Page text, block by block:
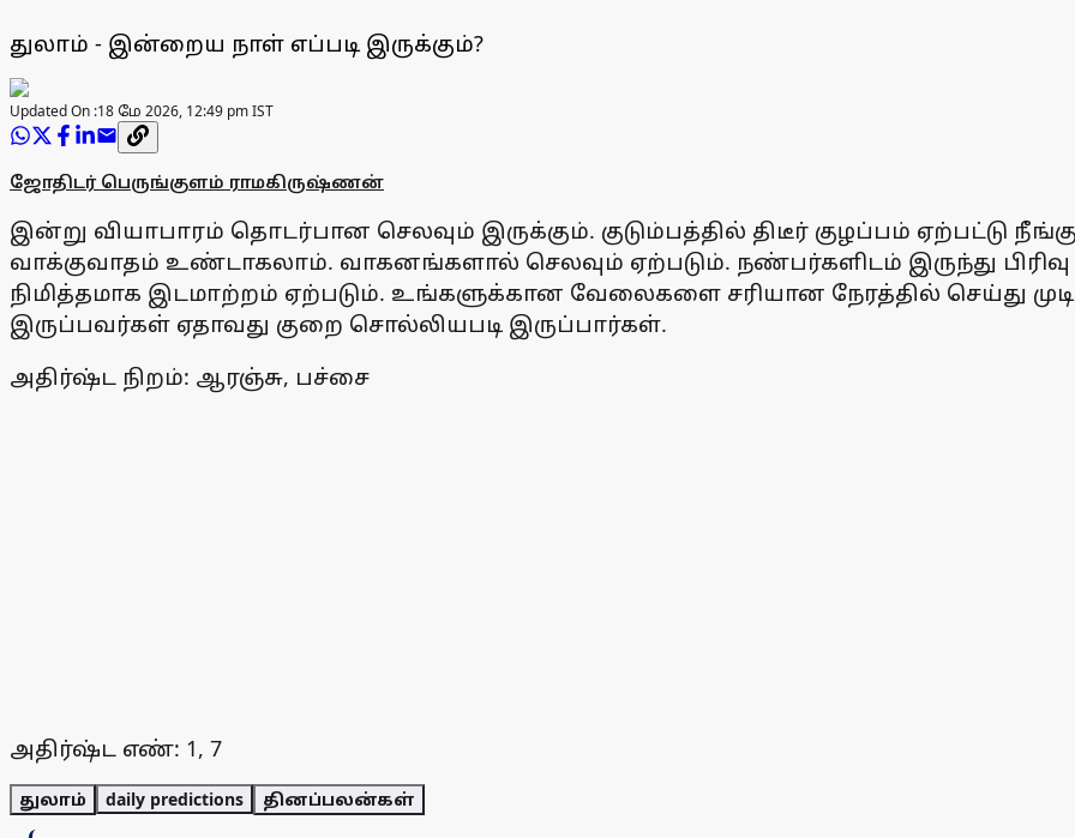
துலாம் - இன்றைய நாள் எப்படி இருக்கும்?
Updated On :18 மே 2026, 12:49 pm IST
ஜோதிடர் பெருங்குளம் ராமகிருஷ்ணன்
இன்று வியாபாரம் தொடர்பான செலவும் இருக்கும். குடும்பத்தில் திடீர் குழப்பம் ஏற்பட்டு
வாக்குவாதம் உண்டாகலாம். வாகனங்களால் செலவும் ஏற்படும். நண்பர்களிடம் இருந்து
நிமித்தமாக இடமாற்றம் ஏற்படும். உங்களுக்கான வேலைகளை சரியான நேரத்தில் செய்து
இருப்பவர்கள் ஏதாவது குறை சொல்லியபடி இருப்பார்கள்.
அதிர்ஷ்ட நிறம்: ஆரஞ்சு, பச்சை
அதிர்ஷ்ட எண்: 1, 7
துலாம் daily predictions தினப்பலன்கள்